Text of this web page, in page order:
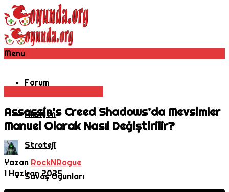
Menu
Forum
Aksiyon
Strateji
Savaş Oyunları
Assassin’s Creed Shadows’da Mevsimler
Manuel Olarak Nasıl Değiştirilir?
Yazan RockNRogue
1 Haziran 2025